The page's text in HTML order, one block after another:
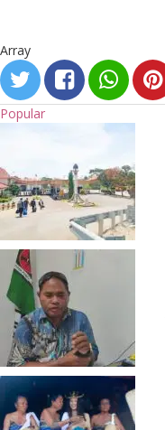
Array
Popular